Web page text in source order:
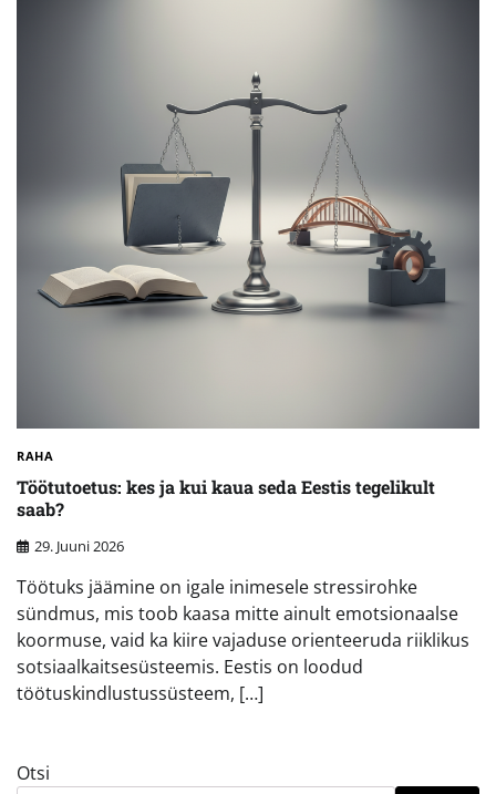
RAHA
Töötutoetus: kes ja kui kaua seda Eestis tegelikult
saab?
29. Juuni 2026
Töötuks jäämine on igale inimesele stressirohke
sündmus, mis toob kaasa mitte ainult emotsionaalse
koormuse, vaid ka kiire vajaduse orienteeruda riiklikus
sotsiaalkaitsesüsteemis. Eestis on loodud
töötuskindlustussüsteem, […]
Otsi